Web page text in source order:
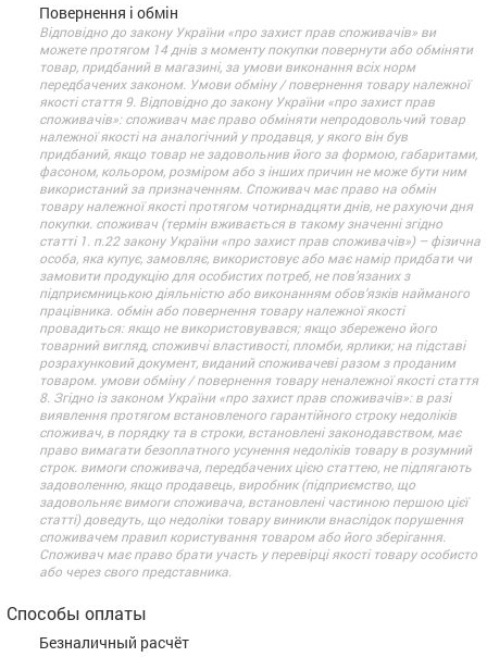
Повернення і обмін
Відповідно до закону України «про захист прав споживачів» ви
можете протягом 14 днів з моменту покупки повернути або обміняти
товар, придбаний в магазині, за умови виконання всіх норм
передбачених законом. Умови обміну / повернення товару належної
якості стаття 9. Відповідно до закону України «про захист прав
споживачів»: споживач має право обміняти непродовольчий товар
належної якості на аналогічний у продавця, у якого він був
придбаний, якщо товар не задовольнив його за формою, габаритами,
фасоном, кольором, розміром або з інших причин не може бути ним
використаний за призначенням. Споживач має право на обмін
товару належної якості протягом чотирнадцяти днів, не рахуючи дня
покупки. споживач (термін вживається в такому значенні згідно
статті 1. п.22 закону України «про захист прав споживачів») – фізична
особа, яка купує, замовляє, використовує або має намір придбати чи
замовити продукцію для особистих потреб, не пов’язаних з
підприємницькою діяльністю або виконанням обов’язків найманого
працівника. обмін або повернення товару належної якості
провадиться: якщо не використовувався; якщо збережено його
товарний вигляд, споживчі властивості, пломби, ярлики; на підставі
розрахунковий документ, виданий споживачеві разом з проданим
товаром. умови обміну / повернення товару неналежної якості стаття
8. Згідно із законом України «про захист прав споживачів»: в разі
виявлення протягом встановленого гарантійного строку недоліків
споживач, в порядку та в строки, встановлені законодавством, має
право вимагати безоплатного усунення недоліків товару в розумний
строк. вимоги споживача, передбачених цією статтею, не підлягають
задоволенню, якщо продавець, виробник (підприємство, що
задовольняє вимоги споживача, встановлені частиною першою цієї
статті) доведуть, що недоліки товару виникли внаслідок порушення
споживачем правил користування товаром або його зберігання.
Споживач має право брати участь у перевірці якості товару особисто
або через свого представника.
Способы оплаты
Безналичный расчёт